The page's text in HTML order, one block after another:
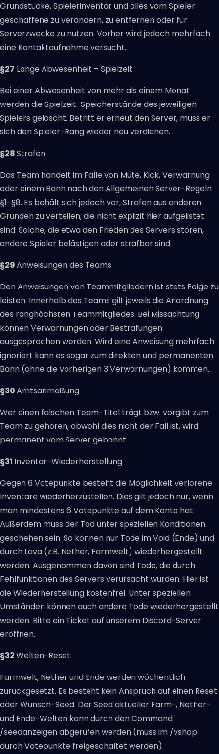
Grundstücke, Spielerinventar und alles vom Spieler
geschaffene zu verändern, zu entfernen oder für
Serverzwecke zu nutzen. Vorher wird jedoch mehrfach
eine Kontaktaufnahme versucht.
§27 Lange Abwesenheit – Spielzeit
Bei einer Abwesenheit von mehr als einem Monat
werden die Spielzeit-Speicherstände des jeweiligen
Spielers gelöscht. Betritt er erneut den Server, muss er
sich den Spieler-Rang wieder neu verdienen.
§28Strafen
Das Team handelt im Falle von Mute, Kick, Verwarnung
oder einem Bann nach den Allgemeinen Server-Regeln
§1-§8. Es behält sich jedoch vor, Strafen aus anderen
Gründen zu verteilen, die nicht explizit hier aufgelistet
sind. Solche, die etwa den Frieden des Servers stören,
andere Spieler belästigen oder strafbar sind.
§29Anweisungen des Teams
Den Anweisungen von Teammitgliedern ist stets Folge zu
leisten. Innerhalb des Teams gilt jeweils die Anordnung
des ranghöchsten Teammitgliedes. Bei Missachtung
können Verwarnungen oder Bestrafungen
ausgesprochen werden. Wird eine Anweisung mehrfach
ignoriert kann es sogar zum direkten und permanenten
Bann (ohne die vorherigen 3 Verwarnungen) kommen.
§30Amtsanmaßung
Wer einen falschen Team-Titel trägt bzw. vorgibt zum
Team zu gehören, obwohl dies nicht der Fall ist, wird
permanent vom Server gebannt.
§31 Inventar-Wiederherstellung
Gegen 6 Votepunkte besteht die Möglichkeit verlorene
Inventare wiederherzustellen. Dies gilt jedoch nur, wenn
man mindestens 6 Votepunkte auf dem Konto hat.
Außerdem muss der Tod unter speziellen Konditionen
geschehen sein. So können nur Tode im Void (Ende) und
durch Lava (z.B. Nether, Farmwelt) wiederhergestellt
werden. Ausgenommen davon sind Tode, die durch
Fehlfunktionen des Servers verursacht wurden. Hier ist
die Wiederherstellung kostenfrei. Unter speziellen
Umständen können auch andere Tode wiederhergestellt
werden. Bitte ein Ticket auf unserem Discord-Server
eröffnen.
§32Welten-Reset
Farmwelt, Nether und Ende werden wöchentlich
zurückgesetzt. Es besteht kein Anspruch auf einen Reset
oder Wunsch-Seed. Der Seed aktueller Farm-, Nether-
und Ende-Welten kann durch den Command
/seedanzeigen abgerufen werden (muss im /vshop
durch Votepunkte freigeschaltet werden).